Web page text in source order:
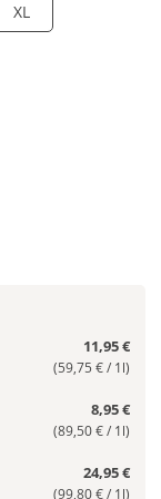
XL
11,95 €
(59,75 € / 1l)
8,95 €
(89,50 € / 1l)
24,95 €
(99,80 € / 1l)